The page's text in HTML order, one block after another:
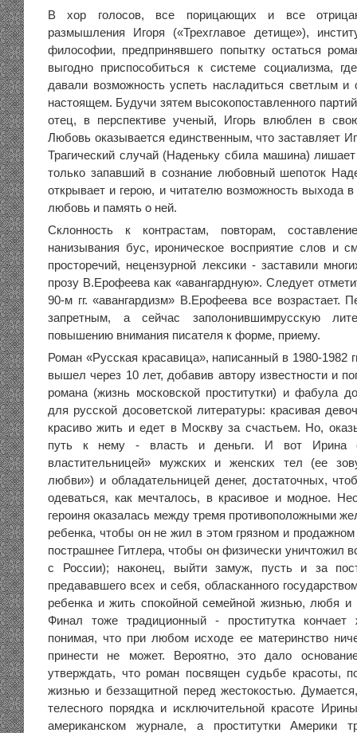
В хор голосов, все порицающих и все
размышления Игоря («Трехглавое детище»),
философии, предпринявшего попытку остаться
выгодно приспособиться к системе социализма,
давали возможность успеть насладиться светлым
настоящем. Будучи зятем высокопоставленного
отец, в перспективе ученый, Игорь влюблен в
Любовь оказывается единственным, что заставляет
Трагический случай (Наденьку сбила машина)
только запавший в сознание любовный шепоток
открывает и герою, и читателю возможность выхода
любовь и память о ней.
Склонность к контрастам, повторам,
нанизывания бус, ироническое восприятие слов и
просторечий, нецензурной лексики - заставили
прозу В.Ерофеева как «авангардную». Следует
90-м гг. «авангардизм» В.Ерофеева все возрастает.
запретным, а сейчас заполонившимрусскую
повышению внимания писателя к форме, приему.
Роман «Русская красавица», написанный в 1980-1982
вышел через 10 лет, добавив автору известности и
романа (жизнь московской проститутки) и фабула
для русской досоветской литературы: красивая
красиво жить и едет в Москву за счастьем. Но,
путь к нему - власть и деньги. И вот Ирина
властительницей» мужских и женских тел (ее
любви») и обладательницей денег, достаточных,
одеваться, как мечталось, в красивое и модное.
героиня оказалась между тремя противоположными
ребенка, чтобы он не жил в этом грязном и
пострашнее Гитлера, чтобы он физически уничтожил
с России); наконец, выйти замуж, пусть и за
предававшего всех и себя, обласканного
ребенка и жить спокойной семейной жизнью, любя и
Финал тоже традиционный - проститутка кончает
понимая, что при любом исходе ее материнство
принести не может. Вероятно, это дало
утверждать, что роман посвящен судьбе красоты,
жизнью и беззащитной перед жестокостью.
телесного порядка и исключительной красоте
американском журнале, а проститутки Америки